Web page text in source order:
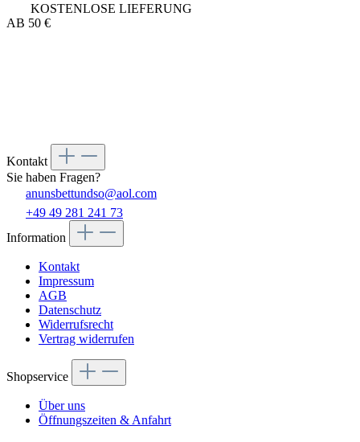
KOSTENLOSE LIEFERUNG
AB 50 €
Kontakt
Sie haben Fragen?
anunsbettundso@aol.com
+49 49 281 241 73
Information
Kontakt
Impressum
AGB
Datenschutz
Widerrufsrecht
Vertrag widerrufen
Shopservice
Über uns
Öffnungszeiten & Anfahrt